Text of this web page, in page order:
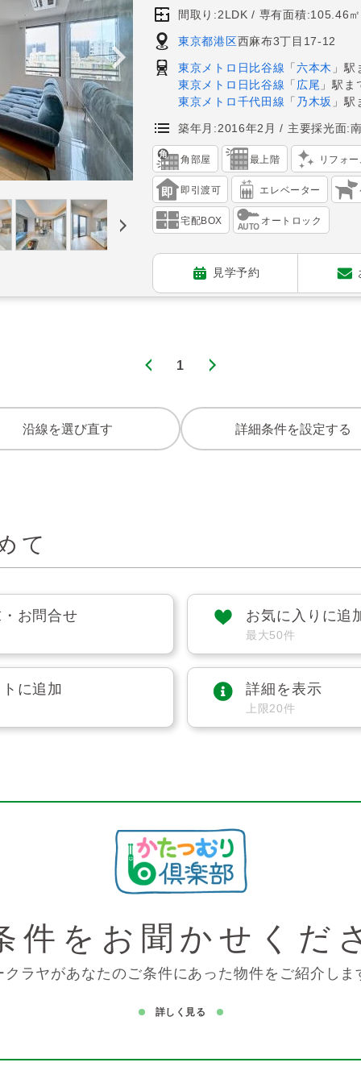
間取り:2LDK 専有面積:105.46
東京都港区西麻布3丁目17-12
東京メトロ日比谷線 「六本木 」
東京メトロ日比谷線 「 広尾 」駅
東京メトロ千代田線 「 乃木坂 」
築年月:2016年2月 主要採光面:
角部屋 最上階 リフォ
即引渡可 エレベーター
宅配BOX オートロック
見学予約
1
沿線を選び直す 詳細条件を設定する
て
お問合せ お気に入りに追
最大50件
に追加 詳細を表示
上限20件
件を お聞かせくだ
クラヤがあなたのご条件にあった物件をご紹介しま
詳しく見る